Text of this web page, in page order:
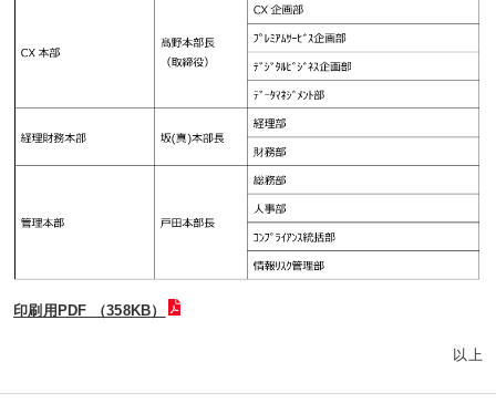
印刷用PDF （358KB）
以上